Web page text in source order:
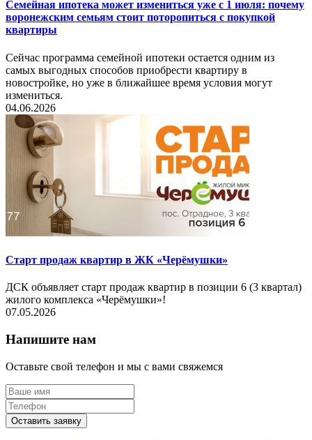
Семейная ипотека может измениться уже с 1 июля: почему
воронежским семьям стоит поторопиться с покупкой
квартиры
Сейчас программа семейной ипотеки остается одним из
самых выгодных способов приобрести квартиру в
новостройке, но уже в ближайшее время условия могут
измениться.
04.06.2026
Старт продаж квартир в ЖК «Черёмушки»
ДСК объявляет старт продаж квартир в позиции 6 (3 квартал)
жилого комплекса «Черёмушки»!
07.05.2026
Напишите нам
Оставьте свой телефон и мы с вами свяжемся
Оставить заявку